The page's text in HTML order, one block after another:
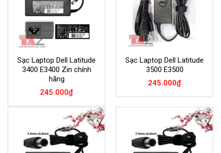
Sạc Laptop Dell Latitude
3400 E3400 Zin chính
hãng
245.000₫
Sạc Laptop Dell Latitude
3500 E3500
245.000₫
Add to
Wishlist
Add to
Wishlist